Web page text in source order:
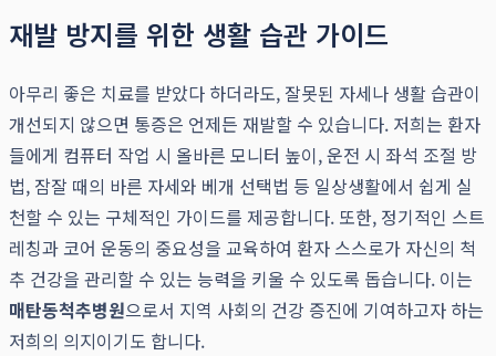
재발 방지를 위한 생활 습관 가이드
아무리 좋은 치료를 받았다 하더라도, 잘못된 자세나 생활 습관이
개선되지 않으면 통증은 언제든 재발할 수 있습니다. 저희는 환자
들에게 컴퓨터 작업 시 올바른 모니터 높이, 운전 시 좌석 조절 방
법, 잠잘 때의 바른 자세와 베개 선택법 등 일상생활에서 쉽게 실
천할 수 있는 구체적인 가이드를 제공합니다. 또한, 정기적인 스트
레칭과 코어 운동의 중요성을 교육하여 환자 스스로가 자신의 척
추 건강을 관리할 수 있는 능력을 키울 수 있도록 돕습니다. 이는
매탄동척추병원으로서 지역 사회의 건강 증진에 기여하고자 하는
저희의 의지이기도 합니다.